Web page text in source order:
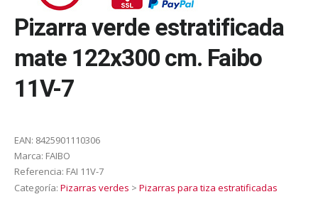
Pizarra verde estratificada
mate 122x300 cm. Faibo
11V-7
EAN: 8425901110306
Marca: FAIBO
Referencia: FAI 11V-7
Categoría: Pizarras verdes > Pizarras para tiza estratificadas